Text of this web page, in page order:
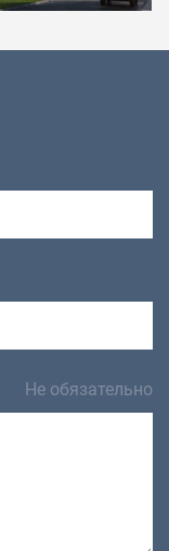
Не обязательно